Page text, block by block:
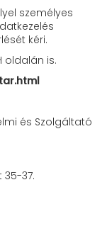
személyes
kéri.
oldalán is.
és Szolgáltató
35-37.